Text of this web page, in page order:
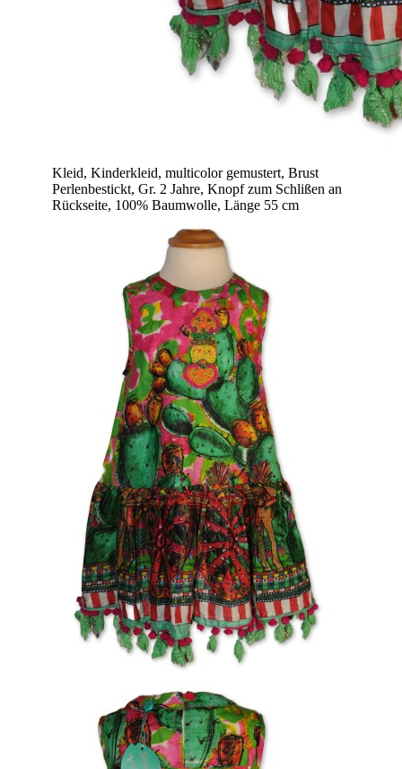
Kleid, Kinderkleid, multicolor gemustert, Brust
Perlenbestickt, Gr. 2 Jahre, Knopf zum Schlißen an
Rückseite, 100% Baumwolle, Länge 55 cm